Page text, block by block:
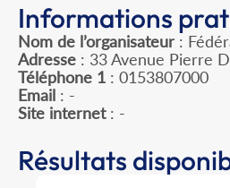
Informations
Nom de l’organisateur :
Adresse : 33 Avenue Pierre
Téléphone 1 : 0153807000
Email : -
Site internet: -
Résultats